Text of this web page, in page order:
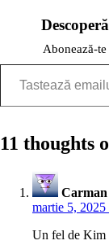
Abonează-
Tastează emailul tău...
11 thoughts
Carman
martie 5,
Un fel de